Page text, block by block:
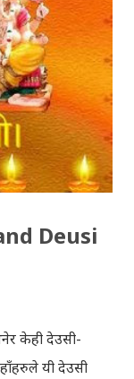
are
they are
Lord
for
birth.This
in
arrive but he
voyage to
accompanied
Radha
Deusi
केही देउसी-
यी देउसी